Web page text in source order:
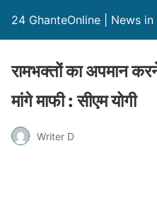
24 GhanteOnline | News in
रामभक्तों का अपमान
मांगे माफी : सीएम योगी
Writer D